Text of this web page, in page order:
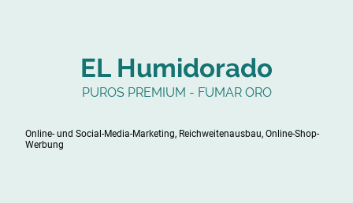
EL Humidorado
PUROS PREMIUM - FUMAR ORO
Online- und Social-Media-Marketing, Reichweitenausbau, Online-Shop-
Werbung